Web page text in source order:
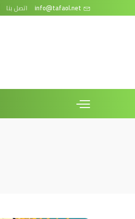
info@tafaol.net اتصل بنا